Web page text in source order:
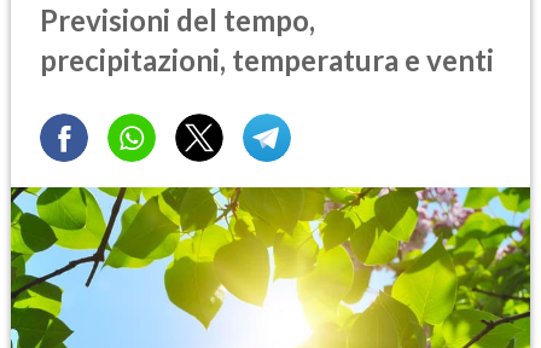
Previsioni del tempo,
precipitazioni, temperatura e venti